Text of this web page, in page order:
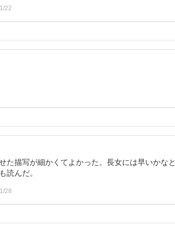
22
た描写が細かくてよかった。長女には早いかなと
読んだ。
28